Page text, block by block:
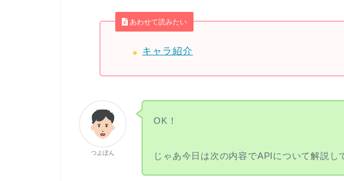
あわせて読みたい
キャラ紹介
つよぽん
OK！
じゃあ今日は次の内容でAPIについて解説し